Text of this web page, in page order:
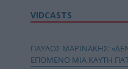
VIDCASTS
ΠΑΥΛΟΣ ΜΑΡΙΝΑΚΗΣ:
ΕΠΟΜΕΝΟ ΜΙΑ ΚΑΥΤΗ